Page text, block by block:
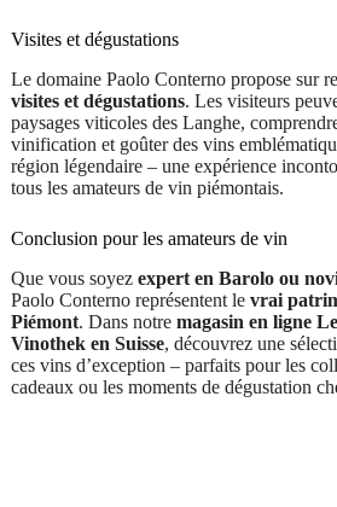
Visites et dégustations
Le domaine Paolo Conterno propose sur
visites et dégustations. Les visiteurs
paysages viticoles des Langhe,
vinification et goûter des vins
région légendaire – une expérience
tous les amateurs de vin piémontais.
Conclusion pour les amateurs de vin
Que vous soyez expert en Barolo ou
Paolo Conterno représentent le vrai
Piémont. Dans notre magasin en ligne
Vinothek en Suisse, découvrez une
ces vins d’exception – parfaits pour les
cadeaux ou les moments de dégustation